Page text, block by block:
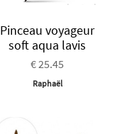
Pinceau voyageur
soft aqua lavis
€ 25.45
Raphaël